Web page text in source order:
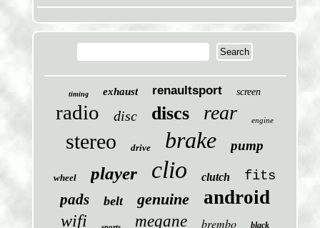
timing exhaust renaultsport screen
radio disc discs rear engine
stereo drive brake pump
wheel player clio clutch fits
pads belt genuine android
wifi megane brembo black